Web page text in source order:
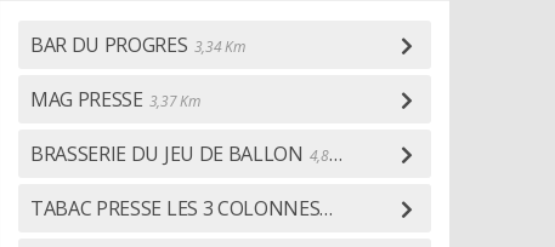
BAR DU PROGRES 3,34 Km
MAG PRESSE 3,37 Km
BRASSERIE DU JEU DE BALLON 4,82 Km
TABAC PRESSE LES 3 COLONNES5,58 Km